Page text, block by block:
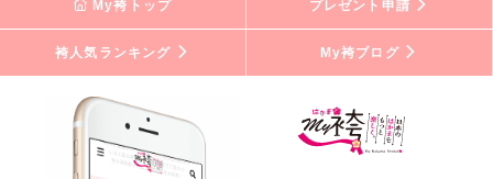
My袴トップ プレゼント申請
袴人気ランキング My袴ブログ